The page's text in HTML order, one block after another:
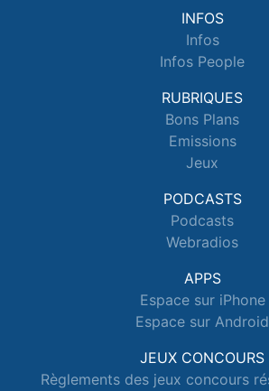
INFOS
Infos
Infos People
RUBRIQUES
Bons Plans
Emissions
Jeux
PODCASTS
Podcasts
Webradios
APPS
Espace sur iPhone
Espace sur Android
JEUX CONCOURS
Règlements des jeux concours